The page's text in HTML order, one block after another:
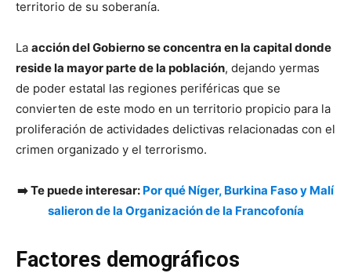
territorio de su soberanía.
La acción del Gobierno se concentra en la capital donde
reside la mayor parte de la población, dejando yermas
de poder estatal las regiones periféricas que se
convierten de este modo en un territorio propicio para la
proliferación de actividades delictivas relacionadas con el
crimen organizado y el terrorismo.
➡️ Te puede interesar: Por qué Níger, Burkina Faso y Malí
salieron de la Organización de la Francofonía
Factores demográficos